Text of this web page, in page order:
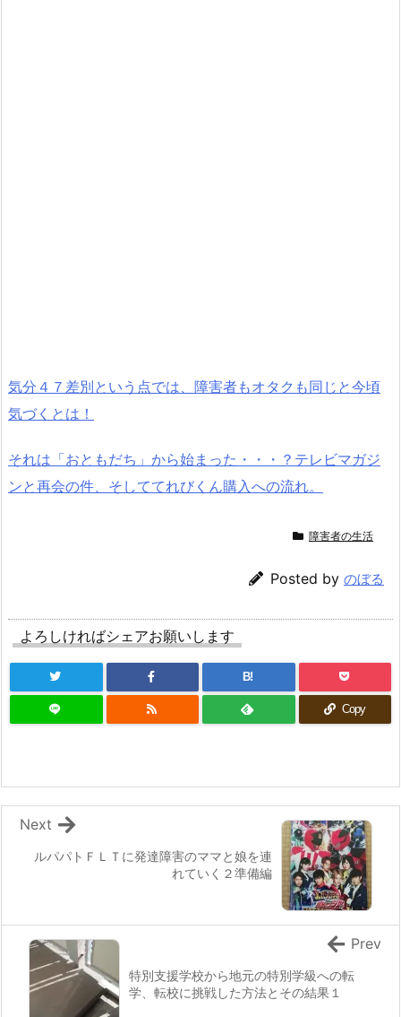
気分４７差別という点では、障害者もオタクも同じと今頃
気づくとは！
それは「おともだち」から始まった・・・？テレビマガジ
ンと再会の件、そしててれびくん購入への流れ。
障害者の生活
Posted by のぼる
よろしければシェアお願いします
B!
Copy
ルパパトＦＬＴに発達障害のママと娘を連
れていく２準備編
Next
特別支援学校から地元の特別学級への転
学、転校に挑戦した方法とその結果１
Prev